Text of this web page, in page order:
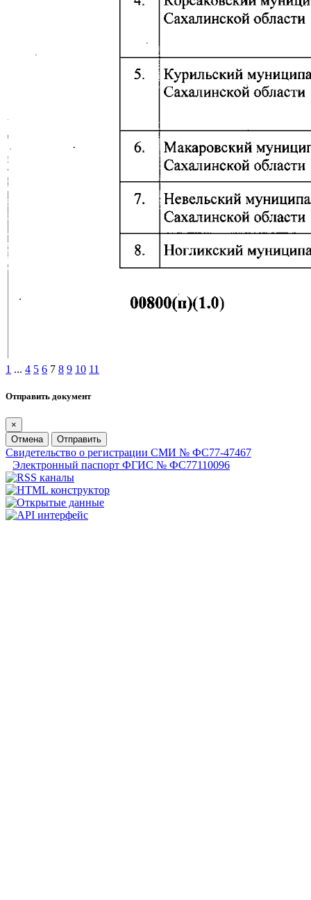
1 ... 4 5 6 7 8 9 10 11
Отправить документ
×
Отмена
Отправить
Свидетельство о регистрации СМИ № ФС77-47467
Электронный паспорт ФГИС № ФС77110096